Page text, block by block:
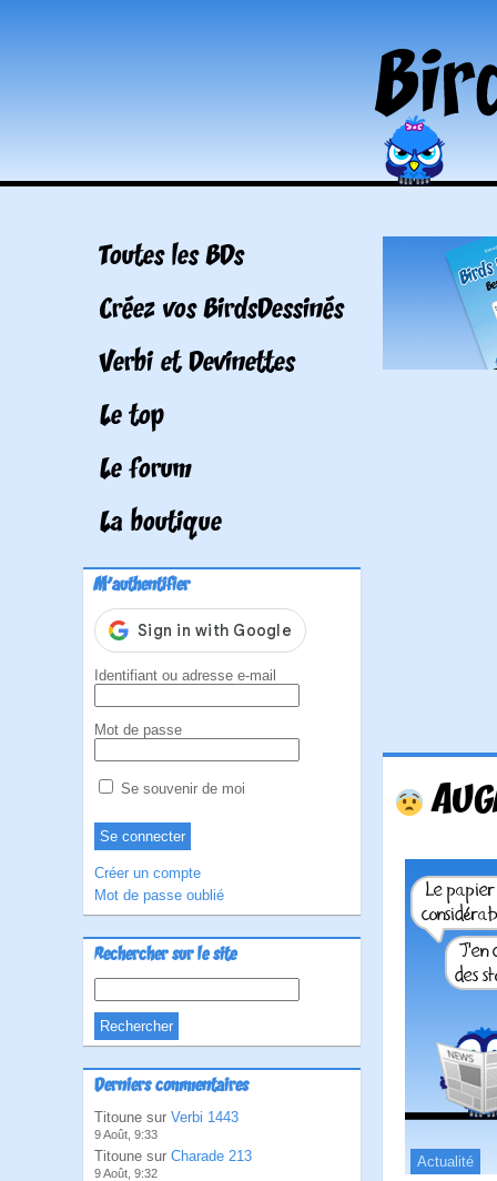
Toutes les BDs
Créez vos BirdsDessinés
Verbi et Devinettes
Le top
Le forum
La boutique
M'authentifier
Identifiant ou adresse e-mail
Mot de passe
Se souvenir de moi
Créer un compte
Mot de passe oublié
Rechercher sur le site
Derniers commentaires
Titoune sur Verbi 1443
9 Août, 9:33
Titoune sur Charade 213
9 Août, 9:32
Actualité